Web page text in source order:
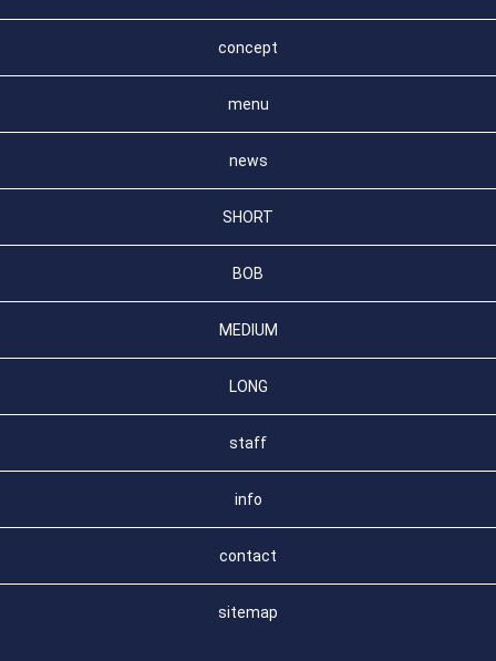
concept
menu
news
SHORT
BOB
MEDIUM
LONG
staff
info
contact
sitemap